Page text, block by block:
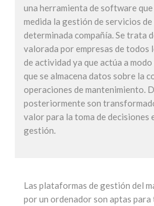
una herramienta de software
medida la gestión de servicios
determinada compañía. Se trata
valorada por empresas de todos
de actividad ya que actúa a modo
que se almacena datos sobre la
operaciones de mantenimiento.
posteriormente son
valor para la toma de decisiones
gestión.
Las plataformas de gestión del
por un ordenador son aptas para